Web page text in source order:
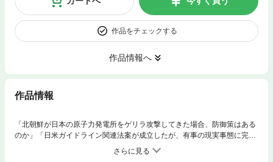
作品をチェックする
作品情報へ
作品情報
「北朝鮮が日本の原子力発電所をゲリラ攻撃してきた場合、防御策はある
のか」「日米ガイドライン関連法案が成立したが、有事の現実事態に完全
対応しているのか」「そもそも“有事”とは、どのような事態を指すのか」
……こうした素朴な疑問に対して、正確に答えられるどころか、平時から